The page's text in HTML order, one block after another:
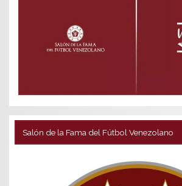
Salón de la Fama del Fútbol Venezolano